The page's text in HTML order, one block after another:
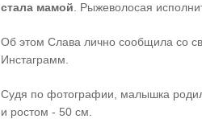
стала мамой . Рыжеволосая
Об этом Слава лично сообщила со
Инстаграмм.
Судя по фотографии, малышка
и ростом - 50 см.